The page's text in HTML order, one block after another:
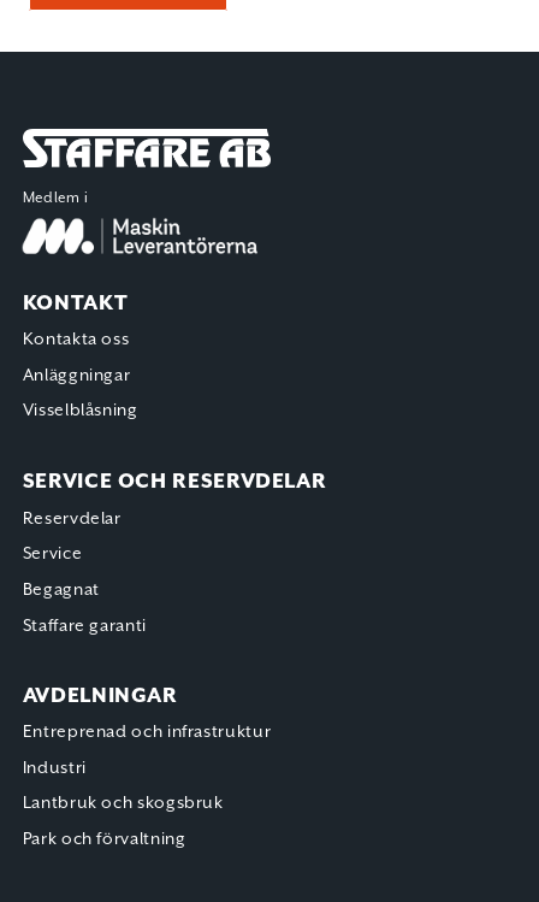
Staffare AB
Medlem i
KONTAKT
Kontakta oss
Anläggningar
Visselblåsning
SERVICE OCH RESERVDELAR
Reservdelar
Service
Begagnat
Staffare garanti
AVDELNINGAR
Entreprenad och infrastruktur
Industri
Lantbruk och skogsbruk
Park och förvaltning